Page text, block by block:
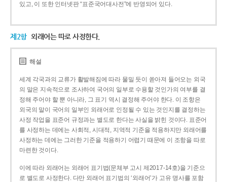
있고, 이 또한 인터넷판 “표준국어대사전”에 반영되어 있다.
제2항 외래어는 따로 사정한다.
해설
세계 각국과의 교류가 활발해짐에 따라 물밀 듯이 쏟아져 들어오는 외국
의 말은 지속적으로 조사하여 국어의 일부로 수용할 것인가의 여부를 결
정해 주어야 할 뿐 아니라, 그 표기 역시 결정해 주어야 한다. 이 조항은
외국의 말이 국어의 일부인 외래어로 인정될 수 있는 것인지를 결정하는
사정 작업을 표준어 규정과는 별도로 한다는 사실을 밝힌 것이다. 표준어
를 사정하는 데에는 사회적, 시대적, 지역적 기준을 적용하지만 외래어를
사정하는 데에는 그러한 기준을 적용하기 어렵기 때문에 이 조항을 따로
마련한 것이다.
이에 따라 외래어는 외래어 표기법(문체부 고시 제2017-14호)을 기준으
로 별도로 사정한다. 다만 외래어 표기법의 ‘외래어’가 고유 명사를 포함